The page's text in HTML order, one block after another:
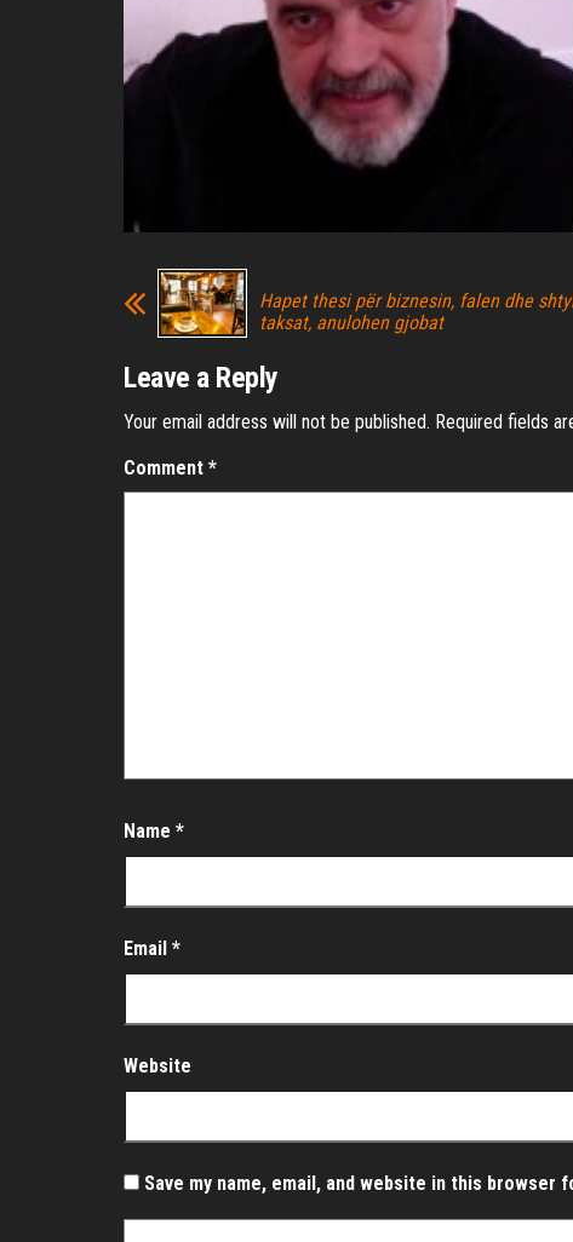
Hapet thesi për biznesin, falen dhe
taksat, anulohen gjobat
Leave a Reply
Your email address will not be published. Required fields
Comment *
Name *
Email *
Website
Save my name, email, and website in this browser